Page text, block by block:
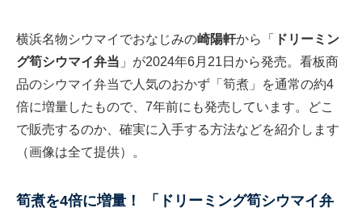
横浜名物シウマイでおなじみの崎陽軒から「
ドリーミン
グ筍シウマイ弁当 」が2024年6月21日から発売。看板商
品のシウマイ弁当で人気のおかず「筍煮」を通常の約4
倍に増量したもので、7年前にも発売しています。どこ
で販売するのか、確実に入手する方法などを紹介します
（画像は全て提供）。
筍煮を4倍に増量！ 「ドリーミング筍シウマイ弁